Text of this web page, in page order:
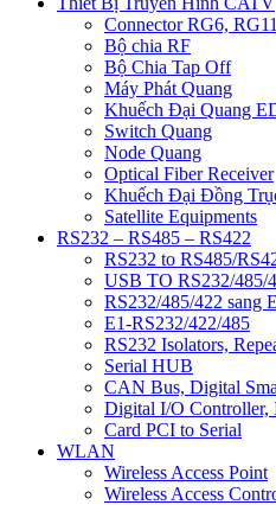
Connector RG6, RG11
Bộ chia RF
Bộ Chia Tap Off
Máy Phát Quang
Khuếch Đại Quang
Switch Quang
Node Quang
Optical Fiber Receiver
Khuếch Đại Đồng
Satellite Equipments
RS232 – RS485 – RS422
RS232 to RS485/
USB TO RS232/485/
RS232/485/422 sang
E1-RS232/422/485
RS232 Isolators,
Serial HUB
CAN Bus, Digital
Digital I/O Controller,
Card PCI to Serial
WLAN
Wireless Access Point
Wireless Access